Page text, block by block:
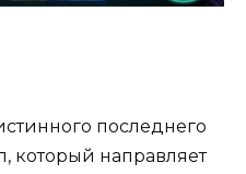
последнего
который направляет